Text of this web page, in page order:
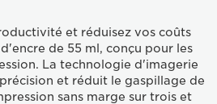
et réduisez vos coûts
de 55 ml, conçu pour les
La technologie d'imagerie
et réduit le gaspillage de
sans marge sur trois et